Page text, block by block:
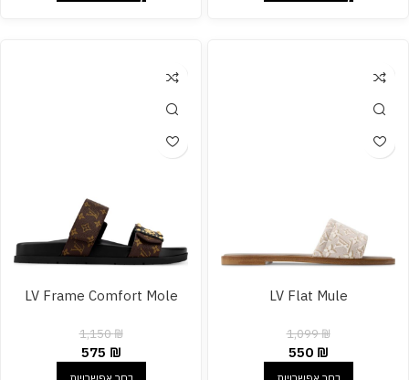
LV Flat Mule
1,099₪
550 ₪
LV Frame Comfort Mole
1,150₪
575 ₪